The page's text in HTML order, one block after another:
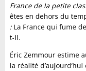
France de la petite
êtes en dehors du
:La France qui fume
t-il.
Éric Zemmour estime
la réalité